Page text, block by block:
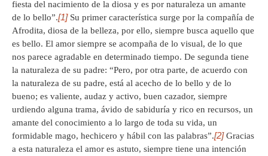
fiesta del nacimiento de la diosa y es por naturaleza un amante
de lo bello”.[1]Su primer característica surge por la compañía de
Afrodita, diosa de la belleza, por ello, siempre busca aquello que
es bello. El amor siempre se acompaña de lo visual, de lo que
nos parece agradable en determinado tiempo. De segunda tiene
la naturaleza de su padre: “Pero, por otra parte, de acuerdo con
la naturaleza de su padre, está al acecho de lo bello y de lo
bueno; es valiente, audaz y activo, buen cazador, siempre
urdiendo alguna trama, ávido de sabiduría y rico en recursos, un
amante del conocimiento a lo largo de toda su vida, un
formidable mago, hechicero y hábil con las palabras”.[2]Gracias
a esta naturaleza el amor es astuto, siempre tiene una intención